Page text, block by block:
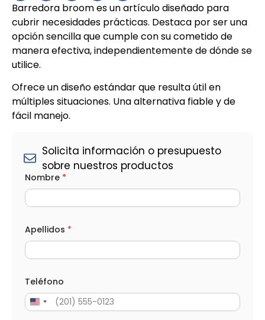
Barredora broom es un artículo diseñado para
cubrir necesidades prácticas. Destaca por ser una
opción sencilla que cumple con su cometido de
manera efectiva, independientemente de dónde se
utilice.
Ofrece un diseño estándar que resulta útil en
múltiples situaciones. Una alternativa fiable y de
fácil manejo.
Solicita información o presupuesto
sobre nuestros productos
o
m
r
S
e
l
e
c
o
n
Nombre *
Apellidos *
Teléfono